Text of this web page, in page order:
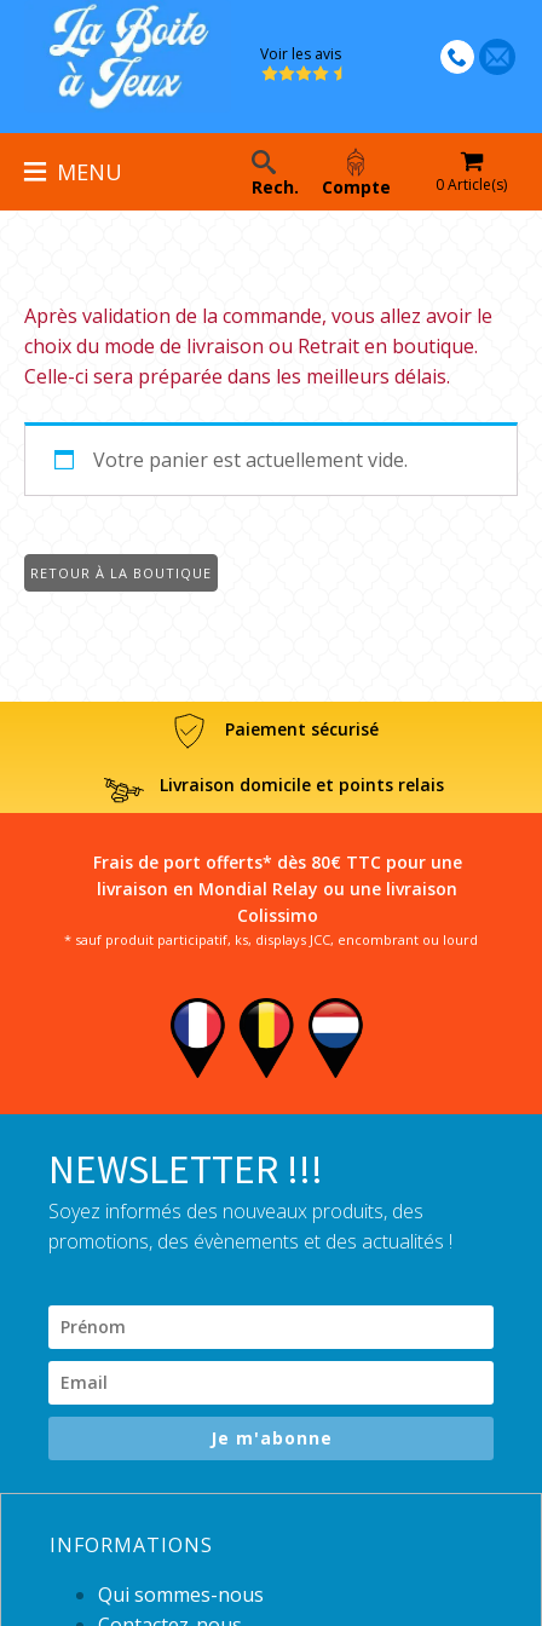
Voir les avis
MENU Rech. Compte 0 Article(s)
Après validation de la commande, vous allez avoir le
choix du mode de livraison ou Retrait en boutique.
Celle-ci sera préparée dans les meilleurs délais.
Votre panier est actuellement vide.
RETOUR À LA BOUTIQUE
Paiement sécurisé
Livraison domicile et points relais
Frais de port offerts* dès 80€ TTC pour une
livraison en Mondial Relay ou une livraison
Colissimo
* sauf produit participatif, ks, displays JCC, encombrant ou lourd
NEWSLETTER !!!
Soyez informés des nouveaux produits, des
promotions, des évènements et des actualités !
Je m'abonne
INFORMATIONS
Qui sommes-nous